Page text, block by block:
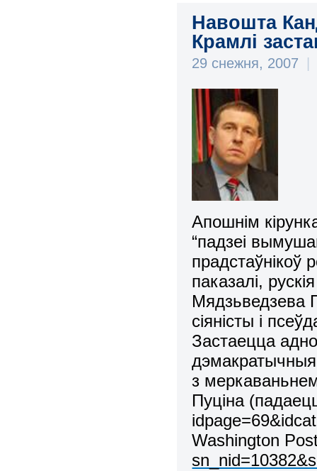
Навошта
Крамлі
29 снежня, 2007
Апошнім
“падзеі
прадстаўнікоў
паказалі,
Мядзьведзева
сіяністы і
Застаецца
з
Пуціна
Washington